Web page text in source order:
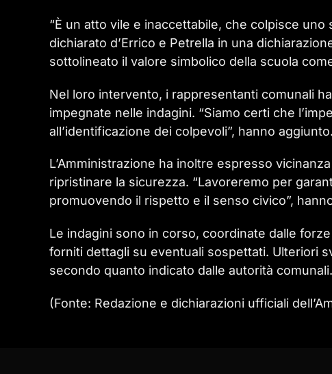
“È un atto vile e inaccettabile, che colpisce
dichiarato d’Errico e Petrella in una
sottolineato il valore simbolico della scuola
Nel loro intervento, i rappresentanti comunali
impegnate nelle indagini. “Siamo certi che
all’identificazione dei colpevoli”, hanno aggiunto.
L’Amministrazione ha inoltre espresso
ripristinare la sicurezza. “Lavoreremo per
promuovendo il rispetto e il senso civico”,
Le indagini sono in corso, coordinate dalle
forniti dettagli su eventuali sospettati. Ulteriori
secondo quanto indicato dalle autorità comunali.
(Fonte: Redazione e dichiarazioni ufficiali